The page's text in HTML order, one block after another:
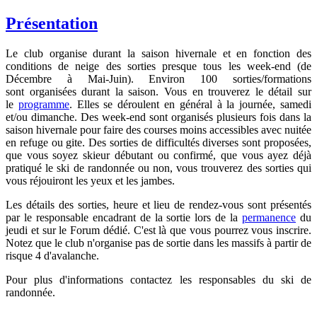
Présentation
Le club organise durant la saison hivernale et en fonction des
conditions de neige des sorties presque tous les week-end (de
Décembre à Mai-Juin). Environ 100 sorties/formations
sont organisées durant la saison. Vous en trouverez le détail sur
le programme. Elles se déroulent en général à la journée, samedi
et/ou dimanche. Des week-end sont organisés plusieurs fois dans la
saison hivernale pour faire des courses moins accessibles avec nuitée
en refuge ou gite. Des sorties de difficultés diverses sont proposées,
que vous soyez skieur débutant ou confirmé, que vous ayez déjà
pratiqué le ski de randonnée ou non, vous trouverez des sorties qui
vous réjouiront les yeux et les jambes.
Les détails des sorties, heure et lieu de rendez-vous sont présentés
par le responsable encadrant de la sortie lors de lapermanence du
jeudi et sur le Forum dédié. C'est là que vous pourrez vous inscrire.
Notez que le club n'organise pas de sortie dans les massifs à partir de
risque 4 d'avalanche.
Pour plus d'informations contactez les responsables du ski de
randonnée.